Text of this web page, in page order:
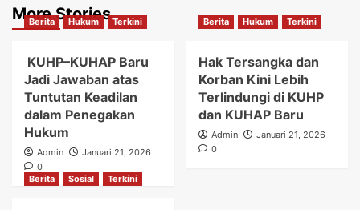
More Stories
Berita Hukum Terkini
KUHP–KUHAP Baru
Jadi Jawaban atas
Tuntutan Keadilan
dalam Penegakan
Hukum
Admin
Januari 21, 2026
0
Berita Hukum Terkini
Hak Tersangka dan
Korban Kini Lebih
Terlindungi di KUHP
dan KUHAP Baru
Admin
Januari 21, 2026
0
Berita Sosial Terkini